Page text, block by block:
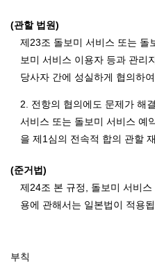
(관할 법원)
제23조 돌보미 서비스 또는 돌
보미 서비스 이용자 등과 관리
당사자 간에 성실하게 협의하
2. 전항의 협의에도 문제가 해
서비스 또는 돌보미 서비스 예
을 제1심의 전속적 합의 관할
(준거법)
제24조 본 규정, 돌보미 서비
용에 관해서는 일본법이 적용됩
부칙